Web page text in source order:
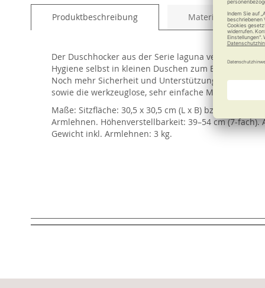
Produktbeschreibung Material und Pflege
Der Duschhocker aus der Serie laguna vereint
Hygiene selbst in kleinen Duschen zum Erlebnis.
Noch mehr Sicherheit und Unterstützung beim
sowie die werkzeuglose, sehr einfache Montage aus.
Maße: Sitzfläche: 30,5 x 30,5 cm (L x B) bzw. 50 x 30
Armlehnen. Höhenverstellbarkeit: 39–54 cm (7-fach).
Gewicht inkl. Armlehnen: 3 kg.